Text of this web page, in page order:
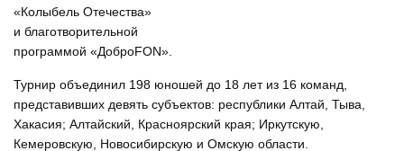
«Колыбель Отечества»
и благотворительной
программой «ДоброFON».
Турнир объединил 198 юношей до 18 лет из 16 команд,
представивших девять субъектов: республики Алтай, Тыва,
Хакасия; Алтайский, Красноярский края; Иркутскую,
Кемеровскую, Новосибирскую и Омскую области.